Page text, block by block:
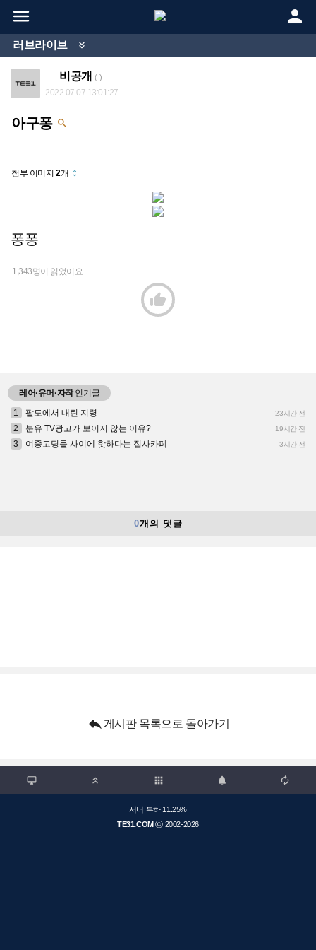
 
러브라이브 
비공개 ( )
2022.07.07 13:01:27
아구퐁 
첨부 이미지2개 unfold_more
퐁퐁
1,343명이 읽었어요.

레어·유머·자작인기글
1
팔도에서 내린 지령 23시간 전
2 분유 TV광고가 보이지 않는 이유? 19시간 전
3 여중고딩들 사이에 핫하다는 집사카페 3시간 전
0개의 댓글
 게시판 목록으로 돌아가기
  apps  
서버 부하 11.25%
TE31.COMⓒ 2002-2026